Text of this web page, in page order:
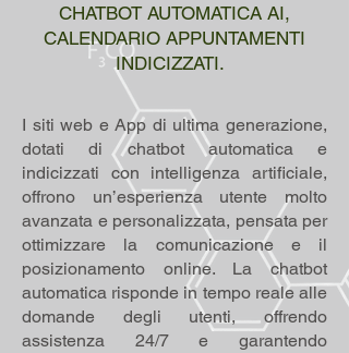
CHATBOT AUTOMATICA AI,
CALENDARIO APPUNTAMENTI
INDICIZZATI.
I siti web e App di ultima generazione,
dotati di chatbot automatica e
indicizzati con intelligenza artificiale,
offrono un’esperienza utente molto
avanzata e personalizzata, pensata per
ottimizzare la comunicazione e il
posizionamento online. La chatbot
automatica risponde in tempo reale alle
domande degli utenti, offrendo
assistenza 24/7 e garantendo